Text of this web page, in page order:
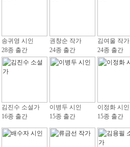
송귀영 시인
28종 출간
권창순 작가
24종 출간
김여울 작가
24종 출간
김진수 소설가
16종 출간
이병두 시인
15종 출간
이정화 시인
15종 출간